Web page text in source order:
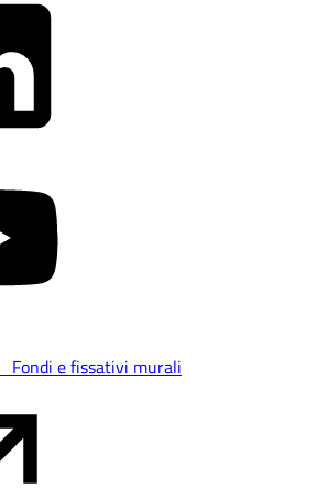
Fondi e fissativi murali